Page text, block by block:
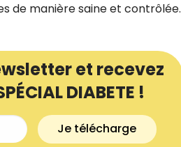
de manière saine et contrôlée.
et recevez
DIABETE !
Je télécharge